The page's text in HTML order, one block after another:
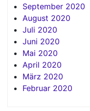
September 2020
August 2020
Juli 2020
Juni 2020
Mai 2020
April 2020
März 2020
Februar 2020